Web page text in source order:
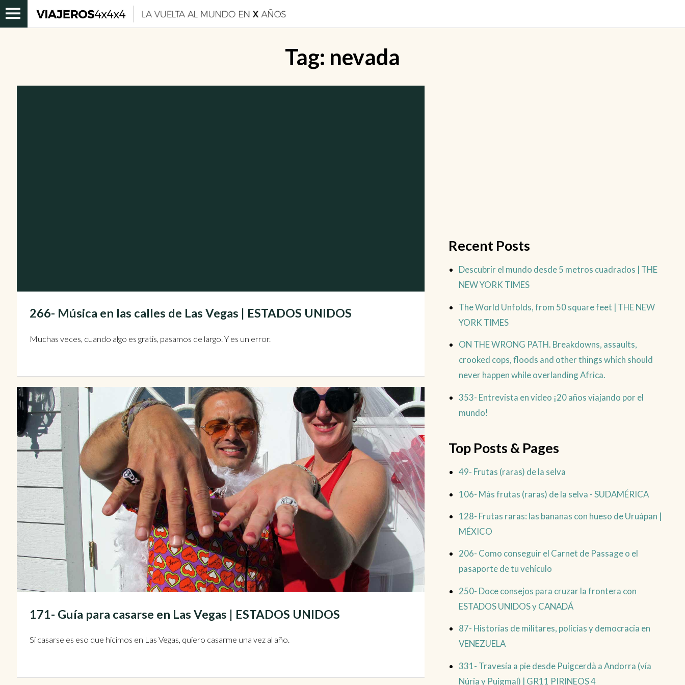
Tag: nevada
266- Música en las calles de Las Vegas | ESTADOS UNIDOS
Muchas veces, cuando algo es gratis, pasamos de largo. Y es un error.
171- Guía para casarse en Las Vegas | ESTADOS UNIDOS
Si casarse es eso que hicimos en Las Vegas, quiero casarme una vez al año.
Recent Posts
Descubrir el mundo desde 5 metros cuadrados | THE
NEW YORK TIMES
The World Unfolds, from 50 square feet | THE NEW
YORK TIMES
ON THE WRONG PATH. Breakdowns, assaults,
crooked cops, floods and other things which should
never happen while overlanding Africa.
353- Entrevista en video ¡20 años viajando por el
mundo!
Top Posts & Pages
49- Frutas (raras) de la selva
106- Más frutas (raras) de la selva - SUDAMÉRICA
128- Frutas raras: las bananas con hueso de Uruápan |
MÉXICO
206- Como conseguir el Carnet de Passage o el
pasaporte de tu vehículo
250- Doce consejos para cruzar la frontera con
ESTADOS UNIDOS y CANADÁ
87- Historias de militares, policías y democracia en
VENEZUELA
331- Travesía a pie desde Puigcerdà a Andorra (vía
Núria y Puigmal) | GR11 PIRINEOS 4